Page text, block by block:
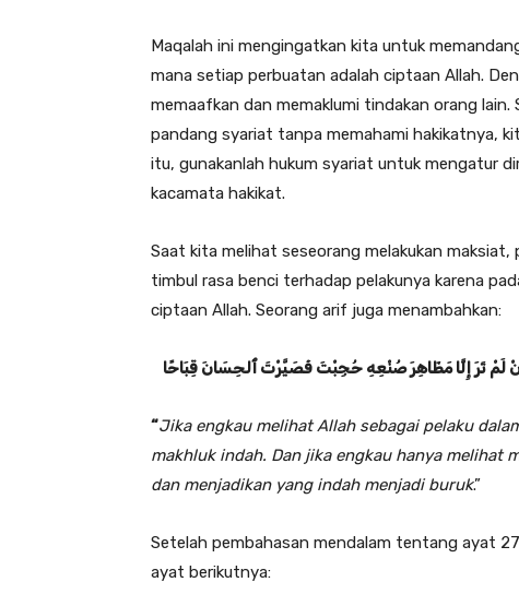
Maqalah ini mengingatkan kita untuk
mana setiap perbuatan adalah ciptaan Allah.
memaafkan dan memaklumi tindakan orang
pandang syariat tanpa memahami hakikatnya,
itu, gunakanlah hukum syariat untuk mengatur
kacamata hakikat.
Saat kita melihat seseorang melakukan
timbul rasa benci terhadap pelakunya karena
ciptaan Allah. Seorang arif juga menambahkan:
لَمْ تَرَ إِلَّا مَظَاهِرَ صُنْعِهِ حُجِبْتَ فَصَيَّرْتَ ٱلحِسَانَ قِبَاحًا
“Jika engkau melihat Allah sebagai pelaku
makhluk indah. Dan jika engkau hanya
dan menjadikan yang indah menjadi buruk.”
Setelah pembahasan mendalam tentang ayat
ayat berikutnya: